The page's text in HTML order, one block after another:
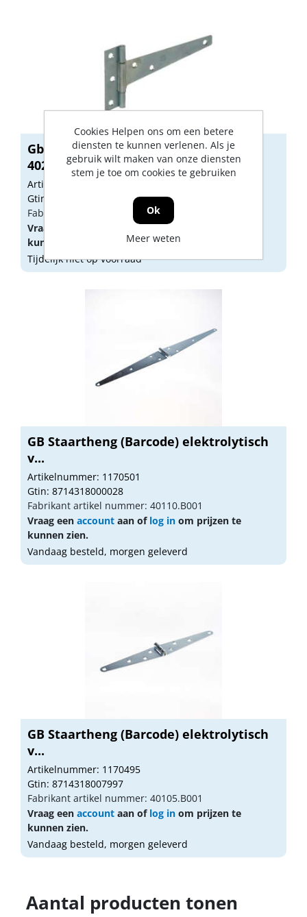
Gb T-heng 175mm 39/15 x 1.5mm EV
40202
Artikelnummer: GB01086
Gtin: 8714318008024
Fabrikant artikel nummer: 40206.B001
Vraag een
aan oflog in
kunnen zien.
Tijdelijk niet op voorraad
GB Staartheng (Barcode) elektrolytisch
v...
Artikelnummer: 1170501
Gtin: 8714318000028
Fabrikant artikel nummer: 40110.B001
Vraag een account aan of log in om prijzen te
kunnen zien.
Vandaag besteld, morgen geleverd
GB Staartheng (Barcode) elektrolytisch
v...
Artikelnummer: 1170495
Gtin: 8714318007997
Fabrikant artikel nummer: 40105.B001
Vraag een account aan of log in om prijzen te
kunnen zien.
Vandaag besteld, morgen geleverd
Aantal producten tonen
Cookies Helpen ons om een betere
diensten te kunnen verlenen. Als je
gebruik wilt maken van onze diensten
stem je toe om cookies te gebruiken
Ok
Meer weten